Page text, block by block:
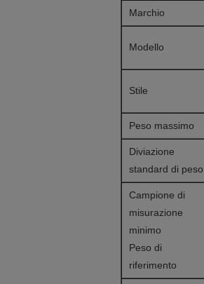
Marchio
Modello
Stile
Peso massimo
Diviazione
standard di peso
Campione di
misurazione
minimo
Peso di
riferimento